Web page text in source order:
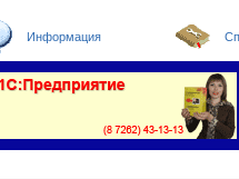
Информация